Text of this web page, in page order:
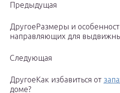
Предыдущая
ДругоеРазмеры и
направляющих для
Следующая
ДругоеКак избавиться от
доме?